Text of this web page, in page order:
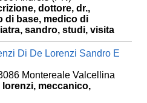
dottore, dr.,
di base, medico di
sandro, studi, visita
Di De Lorenzi Sandro E
Montereale Valcellina
meccanico,